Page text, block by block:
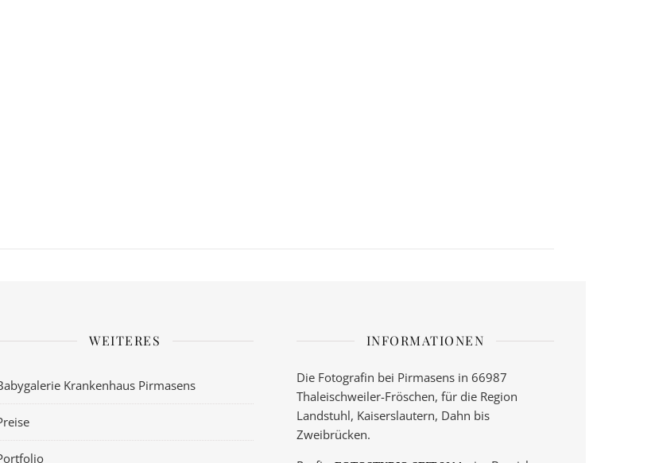
WEITERES
Krankenhaus Pirmasens
INFORMATIONEN
Die Fotografin bei Pirmasens in 66987
Thaleischweiler-Fröschen, für die Region
Landstuhl, Kaiserslautern, Dahn bis
Zweibrücken.